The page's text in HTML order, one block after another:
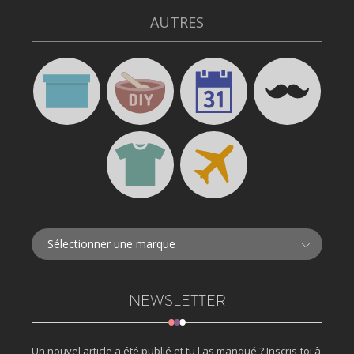
AUTRES
NEWSLETTER
Un nouvel article a été publié et tu l'as manqué ? Inscris-toi à